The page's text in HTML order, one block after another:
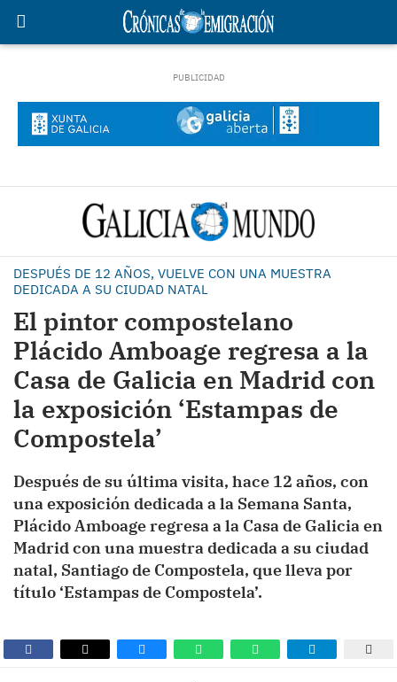
DESPUÉS DE 12 AÑOS, VUELVE CON UNA MUESTRA
DEDICADA A SU CIUDAD NATAL
El pintor compostelano
Plácido Amboage regresa a la
Casa de Galicia en Madrid con
la exposición ‘Estampas de
Compostela’
Después de su última visita, hace 12 años, con
una exposición dedicada a la Semana Santa,
Plácido Amboage regresa a la Casa de Galicia en
Madrid con una muestra dedicada a su ciudad
natal, Santiago de Compostela, que lleva por
título ‘Estampas de Compostela’.